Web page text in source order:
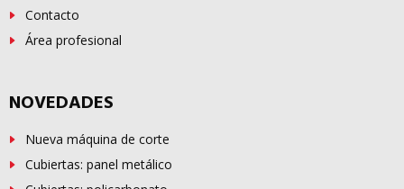
Contacto
Área profesional
NOVEDADES
Nueva máquina de corte
Cubiertas: panel metálico